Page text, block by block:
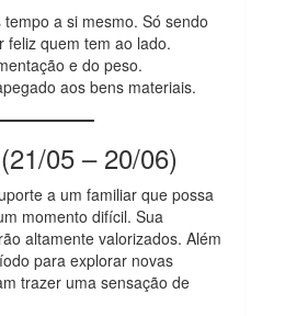
tempo a si mesmo. Só sendo
feliz quem tem ao lado.
e do peso.
aos bens materiais.
05 – 20/06)
a um familiar que possa
momento difícil. Sua
altamente valorizados. Além
para explorar novas
trazer uma sensação de